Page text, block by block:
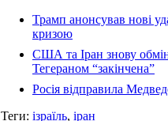
Трамп анонсував нові
кризою
США та Іран знову
Тегераном “закінчена”
Росія відправила
Теги: ізраїль, іран